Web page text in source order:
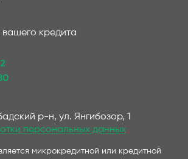
кредита
р-н, ул. Янгибозор, 1
персональных данных
микрокредитной или кредитной